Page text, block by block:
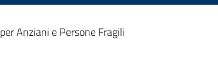
Anziani e Persone Fragili